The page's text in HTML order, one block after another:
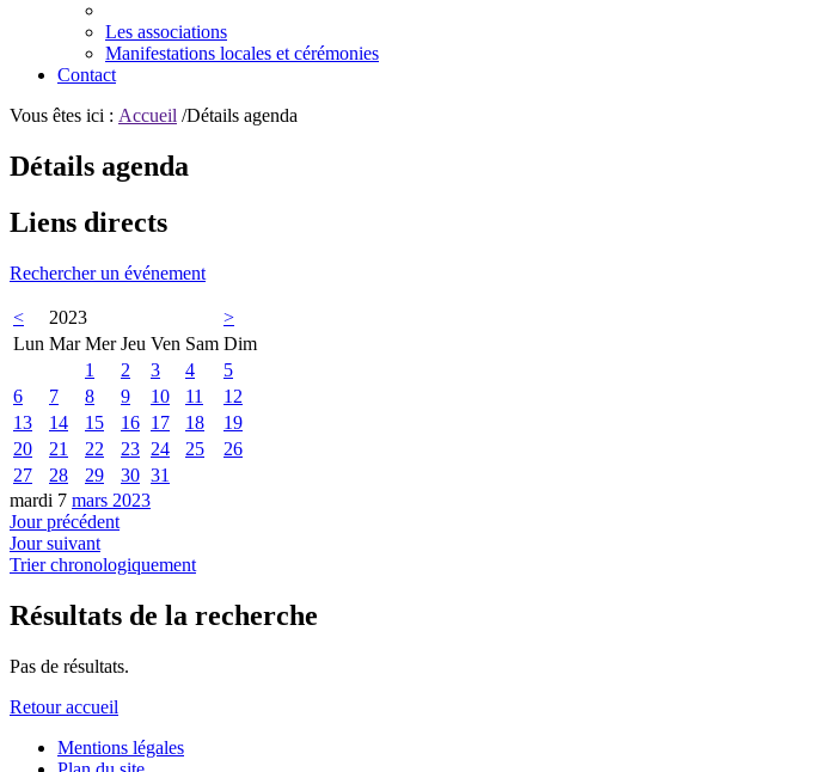
Les associations
Manifestations locales et cérémonies
Contact
Vous êtes ici : Accueil /Détails agenda
Détails agenda
Liens directs
Rechercher un événement
< 2023
>
Lun Mar Mer Jeu Ven Sam Dim
1
2 3 4
5
6
7 8 9 10 11
12
13
14 15 16 17 18
19
20
21 22 23 24 25
26
27
28 29 30 31
mardi 7 mars 2023
Jour précédent
Jour suivant
Trier chronologiquement
Résultats de la recherche
Pas de résultats.
Retour accueil
Mentions légales